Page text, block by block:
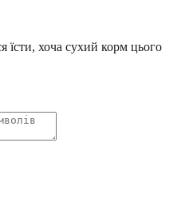
їсти, хоча сухий корм цього